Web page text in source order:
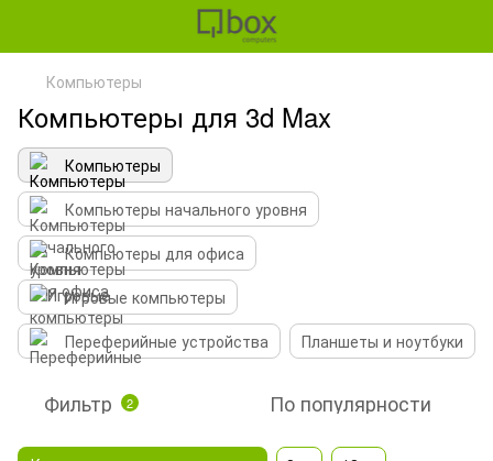
Компьютеры
Компьютеры для 3d Max
Компьютеры
Компьютеры начального уровня
Компьютеры для офиса
Игровые компьютеры
Переферийные устройства
Планшеты и ноутбуки
Фильтр 2 По популярности